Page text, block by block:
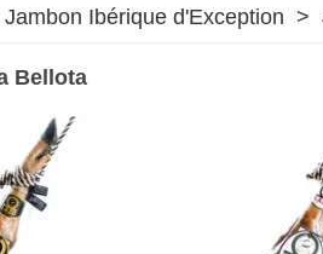
Ibérique d'Exception >
Bellota